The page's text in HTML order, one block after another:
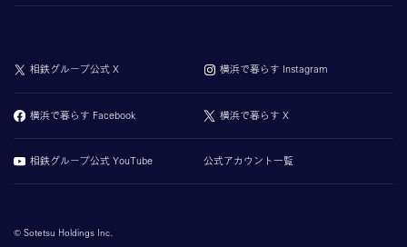
相鉄グループ公式 X 横浜で暮らす Instagram
横浜で暮らす Facebook 横浜で暮らす X
相鉄グループ公式 YouTube 公式アカウント一覧
© Sotetsu Holdings Inc.